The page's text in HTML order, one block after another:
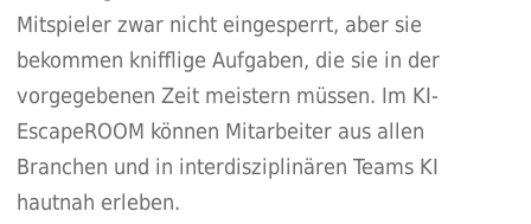
Mitspieler zwar nicht eingesperrt, aber sie
bekommen knifflige Aufgaben, die sie in der
vorgegebenen Zeit meistern müssen. Im KI-
EscapeROOM können Mitarbeiter aus allen
Branchen und in interdisziplinären Teams KI
hautnah erleben.